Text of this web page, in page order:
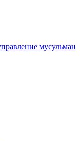
мусульман